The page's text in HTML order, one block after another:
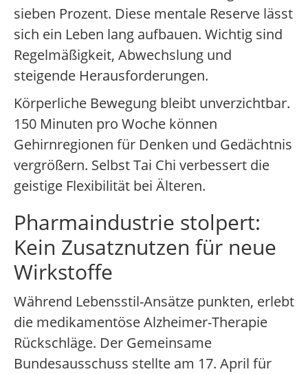
sieben Prozent. Diese mentale Reserve lässt
sich ein Leben lang aufbauen. Wichtig sind
Regelmäßigkeit, Abwechslung und
steigende Herausforderungen.
Körperliche Bewegung bleibt unverzichtbar.
150 Minuten pro Woche können
Gehirnregionen für Denken und Gedächtnis
vergrößern. Selbst Tai Chi verbessert die
geistige Flexibilität bei Älteren.
Pharmaindustrie stolpert:
Kein Zusatznutzen für neue
Wirkstoffe
Während Lebensstil-Ansätze punkten, erlebt
die medikamentöse Alzheimer-Therapie
Rückschläge. Der Gemeinsame
Bundesausschuss stellte am 17. April für